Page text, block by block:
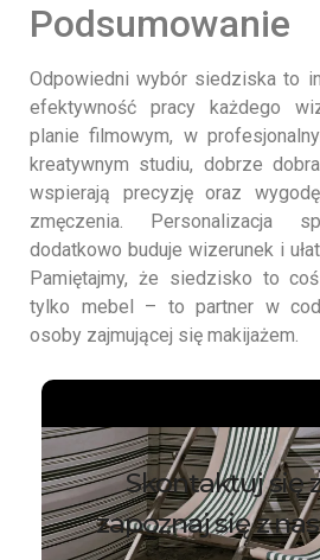
Podsumowanie
Odpowiedni wybór siedziska to
efektywność pracy każdego
planie filmowym, w
kreatywnym studiu, dobrze
wspierają precyzję oraz
zmęczenia. Personalizacja
dodatkowo buduje wizerunek i
Pamiętajmy, że siedzisko to
tylko mebel – to partner w
osoby zajmującej się makijażem.
Skontaktuj się
zapoznaj się z